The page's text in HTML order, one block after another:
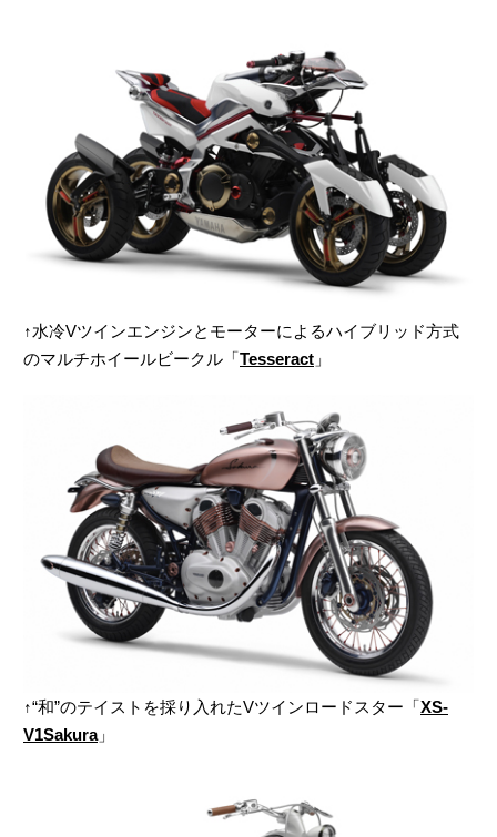
↑水冷Vツインエンジンとモーターによるハイブリッド方式
のマルチホイールビークル「Tesseract 」
↑“和”のテイストを採り入れたVツインロードスター「XS-
V1Sakura」